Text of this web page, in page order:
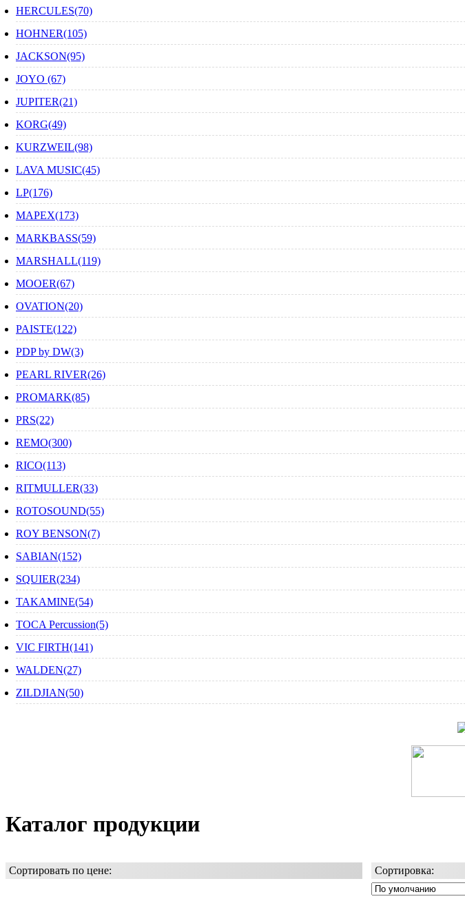
HERCULES(70)
HOHNER(105)
JACKSON(95)
JOYO (67)
JUPITER(21)
KORG(49)
KURZWEIL(98)
LAVA MUSIC(45)
LP(176)
MAPEX(173)
MARKBASS(59)
MARSHALL(119)
MOOER(67)
OVATION(20)
PAISTE(122)
PDP by DW(3)
PEARL RIVER(26)
PROMARK(85)
PRS(22)
REMO(300)
RICO(113)
RITMULLER(33)
ROTOSOUND(55)
ROY BENSON(7)
SABIAN(152)
SQUIER(234)
TAKAMINE(54)
TOCA Percussion(5)
VIC FIRTH(141)
WALDEN(27)
ZILDJIAN(50)
Каталог продукции
Сортировать по цене: Сортировка: